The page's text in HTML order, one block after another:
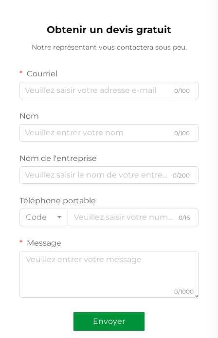
Obtenir un devis gratuit
Notre représentant vous contactera sous peu.
Courriel
0/100
Nom
0/100
Nom de l'entreprise
0/200
Téléphone portable
Code
0/16
Message
0/1000
Envoyer